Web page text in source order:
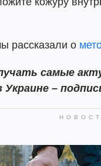
рассказали о
самые
–